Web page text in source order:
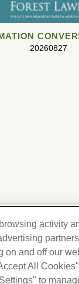
20260827
your privacy. For
and events,
activity
on and off our
All
to